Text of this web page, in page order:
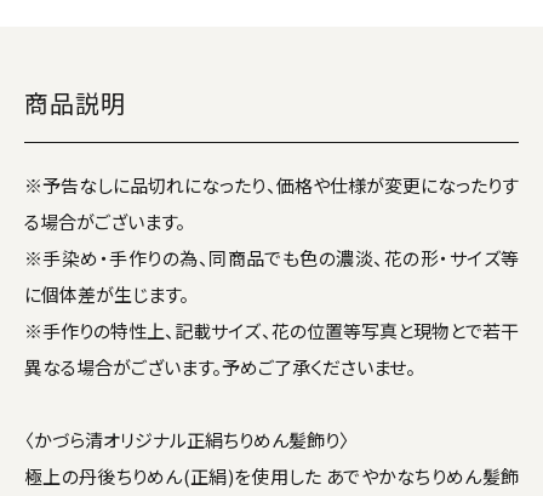
商品説明
※予告なしに品切れになったり、価格や仕様が変更になったりす
る場合がございます。
※手染め・手作りの為、同商品でも色の濃淡、花の形・サイズ等
に個体差が生じます。
※手作りの特性上、記載サイズ、花の位置等写真と現物とで若干
異なる場合がございます。予めご了承くださいませ。
〈かづら清オリジナル正絹ちりめん髪飾り〉
極上の丹後ちりめん(正絹)を使用した あでやかなちりめん髪飾